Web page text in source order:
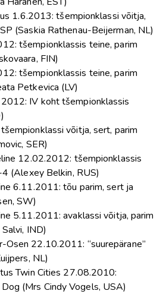
1.6.2013: tšempionklassi võitja,
(Saskia Rathenau-Beijerman, NL)
tšempionklassis teine, parim
FIN)
tšempionklassis teine, parim
Petkevica (LV)
IV koht tšempionklassis
võitja, sert, parim
SER)
12.02.2012: tšempionklassis
(Alexey Belkin, RUS)
6.11.2011: tõu parim, sert ja
SW)
5.11.2011: avaklassi võitja, parim
IND)
Osen 22.10.2011: “suurepärane”
NL)
Twin Cities 27.08.2010:
(Mrs Cindy Vogels, USA)